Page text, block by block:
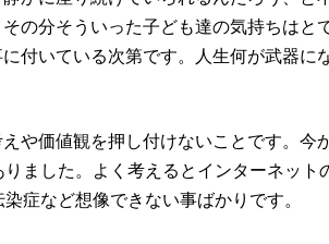
の分そういった子ども達の気持ちはと
付いている次第です。人生何が武器に
や価値観を押し付けないことです。今
ました。よく考えるとインターネット
症など想像できない事ばかりです。